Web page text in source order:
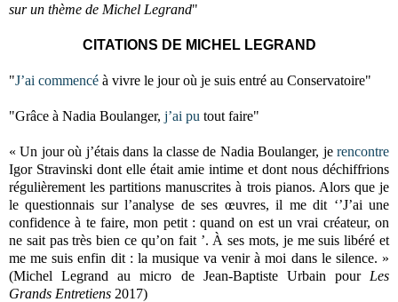
sur un thème de Michel Legrand"
CITATIONS DE MICHEL LEGRAND
"J’ai commencé à vivre le jour où je suis entré au Conservatoire"
"Grâce à Nadia Boulanger, j’ai pu tout faire"
« Un jour où j’étais dans la classe de Nadia Boulanger, je rencontre
Igor Stravinski dont elle était amie intime et dont nous déchiffrions
régulièrement les partitions manuscrites à trois pianos. Alors que je
le questionnais sur l’analyse de ses œuvres, il me dit ‘’J’ai une
confidence à te faire, mon petit : quand on est un vrai créateur, on
ne sait pas très bien ce qu’on fait ’. À ses mots, je me suis libéré et
me me suis enfin dit : la musique va venir à moi dans le silence. »
(Michel Legrand au micro de Jean-Baptiste Urbain pour Les
Grands Entretiens 2017)